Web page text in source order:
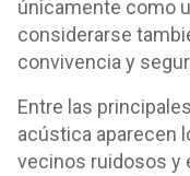
únicamente como
considerarse
convivencia y
Entre las
acústica aparecen
vecinos ruidosos y